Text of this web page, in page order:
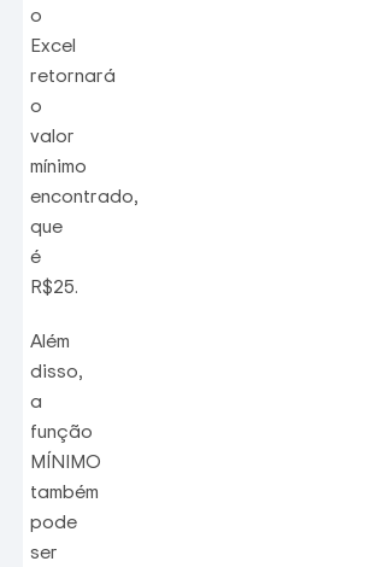
o
Excel
retornará
o
valor
mínimo
encontrado,
que
é
R$25.
Além
disso,
a
função
MÍNIMO
também
pode
ser